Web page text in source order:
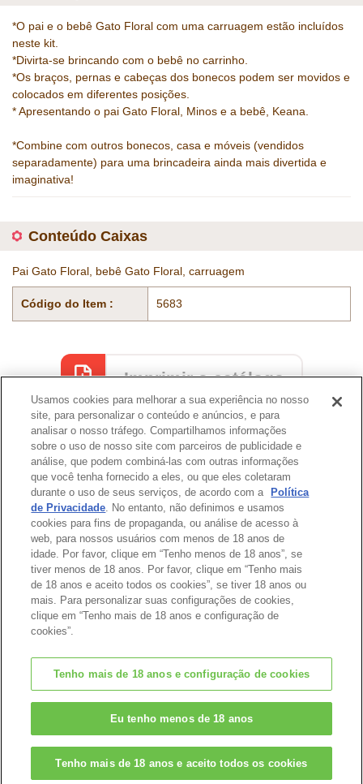
*O pai e o bebê Gato Floral com uma carruagem estão incluídos
neste kit.
*Divirta-se brincando com o bebê no carrinho.
*Os braços, pernas e cabeças dos bonecos podem ser movidos e
colocados em diferentes posições.
* Apresentando o pai Gato Floral, Minos e a bebê, Keana.
*Combine com outros bonecos, casa e móveis (vendidos
separadamente) para uma brincadeira ainda mais divertida e
imaginativa!
Conteúdo Caixas
Pai Gato Floral, bebê Gato Floral, carruagem
Código do Item : 5683
Imprimir o catálogo
Catálogo
Topo da Página
© EPOCH
Change Region
Usamos cookies para melhorar a sua experiência no nosso
site, para personalizar o conteúdo e anúncios, e para
analisar o nosso tráfego. Compartilhamos informações
sobre o uso de nosso site com parceiros de publicidade e
análise, que podem combiná-las com outras informações
que você tenha fornecido a eles, ou que eles coletaram
durante o uso de seus serviços, de acordo com a
Política
de Privacidade. No entanto, não definimos e usamos
cookies para fins de propaganda, ou análise de acesso à
web, para nossos usuários com menos de 18 anos de
idade. Por favor, clique em “Tenho menos de 18 anos”, se
tiver menos de 18 anos. Por favor, clique em “Tenho mais
de 18 anos e aceito todos os cookies”, se tiver 18 anos ou
mais. Para personalizar suas configurações de cookies,
clique em “Tenho mais de 18 anos e configuração de
cookies”.
Tenho mais de 18 anos e configuração de cookies
Eu tenho menos de 18 anos
Tenho mais de 18 anos e aceito todos os cookies